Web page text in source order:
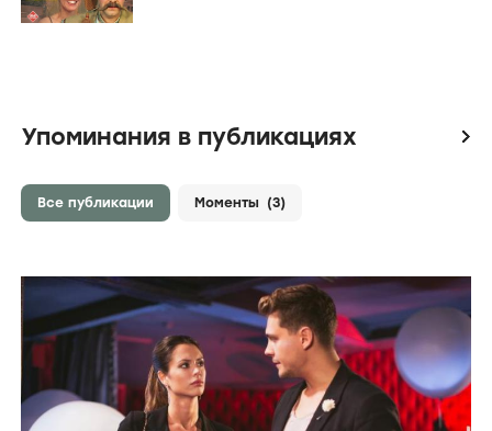
Упоминания в публикациях icon
Все публикации Моменты (3)